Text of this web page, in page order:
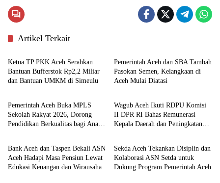
Artikel Terkait
Aceh
Ketua TP PKK Aceh Serahkan
Bantuan Bufferstok Rp2,2 Miliar
dan Bantuan UMKM di Simeulu
Pemerintah Aceh dan SBA Tambah
Pasokan Semen, Kelangkaan di
Aceh Mulai Diatasi
Pemerintahan
Pemerintah Aceh Buka MPLS
Sekolah Rakyat 2026, Dorong
Pendidikan Berkualitas bagi Anak
Nasional
Wagub Aceh Ikuti RDPU Komisi
II DPR RI Bahas Remunerasi
Kepala Daerah dan Peningkatan
Ekonomi
Bank Aceh dan Taspen Bekali ASN
Aceh Hadapi Masa Pensiun Lewat
Edukasi Keuangan dan Wirausaha
Aceh
Sekda Aceh Tekankan Disiplin dan
Kolaborasi ASN Setda untuk
Dukung Program Pemerintah Aceh